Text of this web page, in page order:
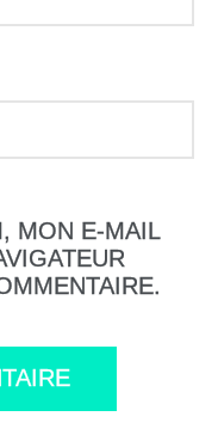
MON E-MAIL